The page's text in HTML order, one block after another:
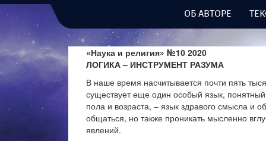
ОБ АВТОРЕ
«Наука и религия» №10 2020
ЛОГИКА – ИНСТРУМЕНТ РАЗУМА
В наше время насчитывается почти пять
существует еще один особый язык,
пола и возраста, – язык здравого смысла и
общаться, но также проникать мысленно
явлений.